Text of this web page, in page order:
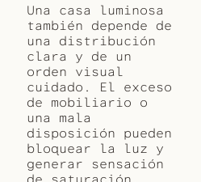
Una casa luminosa
también depende de
una distribución
clara y de un
orden visual
cuidado. El exceso
de mobiliario o
una mala
disposición pueden
bloquear la luz y
generar sensación